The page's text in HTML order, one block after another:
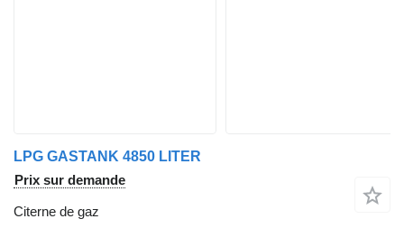
LPG GASTANK 4850 LITER
Prix sur demande
Citerne de gaz